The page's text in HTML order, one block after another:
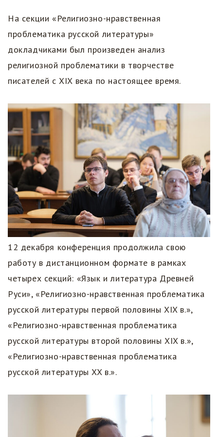
На секции «Религиозно-нравственная
проблематика русской литературы»
докладчиками был произведен анализ
религиозной проблематики в творчестве
писателей с XIX века по настоящее время.
12 декабря конференция продолжила свою
работу в дистанционном формате в рамках
четырех секций: «Язык и литература Древней
Руси», «Религиозно-нравственная проблематика
русской литературы первой половины XIX в.»,
«Религиозно-нравственная проблематика
русской литературы второй половины XIX в.»,
«Религиозно-нравственная проблематика
русской литературы XX в.».